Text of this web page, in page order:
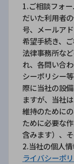
1.ご相談フォ
だいた利用者
号、メールア
希望手続き、
法律事務所な
れ、各問い合
シーポリシー
際に当社の設
ますが、当社
維持のために
ために必要な
含みます）、
2.当社の個人
ライバシーポ